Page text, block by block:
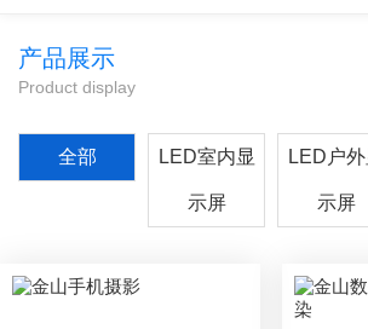
产品展示
Product display
全部 LED室内显
示屏
LED户外
示屏